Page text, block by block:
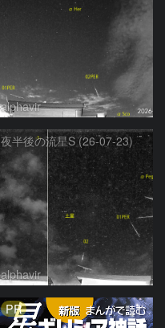
alphavir
夜半後の流星S (26-07-23)
alphavir
PR